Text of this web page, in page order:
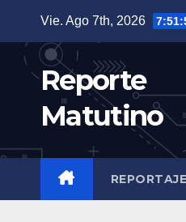
contenido
Vie. Ago 7th, 2026
Reporte
Matutino
REPORTAJE